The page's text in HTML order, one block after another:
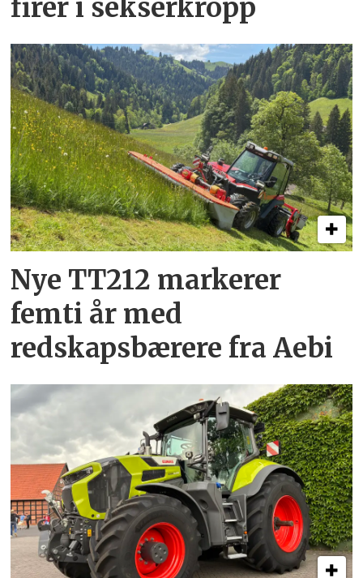
firer i sekserkropp
Nye TT212 markerer
femti år­ med
redskapsbærere fra Aebi